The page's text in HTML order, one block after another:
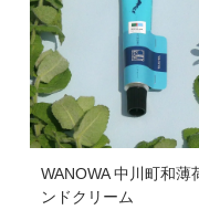
WANOWA 中川町和薄
ンドクリーム